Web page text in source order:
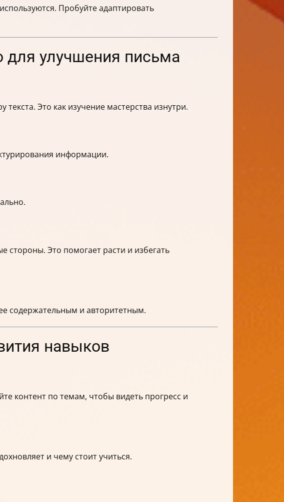
Пробуйте адаптировать
для улучшения письма
Это как изучение мастерства изнутри.
информации.
стороны. Это помогает расти и избегать
содержательным и авторитетным.
навыков
контент по темам, чтобы видеть прогресс и
и чему стоит учиться.